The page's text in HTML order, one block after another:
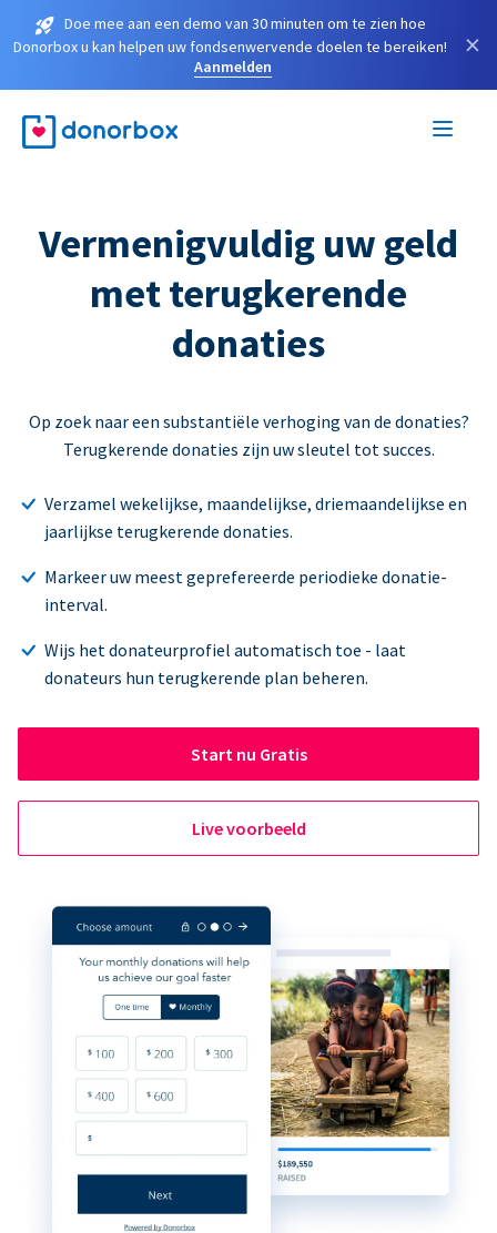
Doe mee aan een demo van 30 minuten om te zien hoe
Donorbox u kan helpen uw fondsenwervende doelen te bereiken!
Aanmelden
×
Vermenigvuldig uw geld
met terugkerende
donaties
Op zoek naar een substantiële verhoging van de donaties?
Terugkerende donaties zijn uw sleutel tot succes.
Verzamel wekelijkse, maandelijkse, driemaandelijkse en
jaarlijkse terugkerende donaties.
Markeer uw meest geprefereerde periodieke donatie-
interval.
Wijs het donateurprofiel automatisch toe - laat
donateurs hun terugkerende plan beheren.
Start nu Gratis
Live voorbeeld